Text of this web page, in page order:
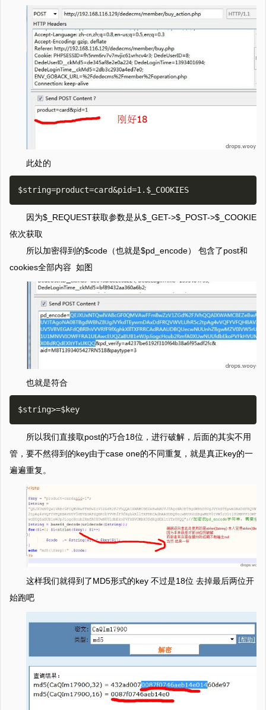
此处的
因为$_REQUEST获取参数是从$_GET->$_POST->$_COOKIE
依次获取
所以加密得到的$code（也就是$pd_encode） 包含了post和
cookies全部内容 如图
也就是符合
所以我们直接取post的巧合18位，进行破解，后面的其实不用
管，要不然得到的key由于case one的不同重复，就是真正key的一
遍遍重复。
这样我们就得到了MD5形式的key 不过是18位 去掉最后两位开
始跑吧